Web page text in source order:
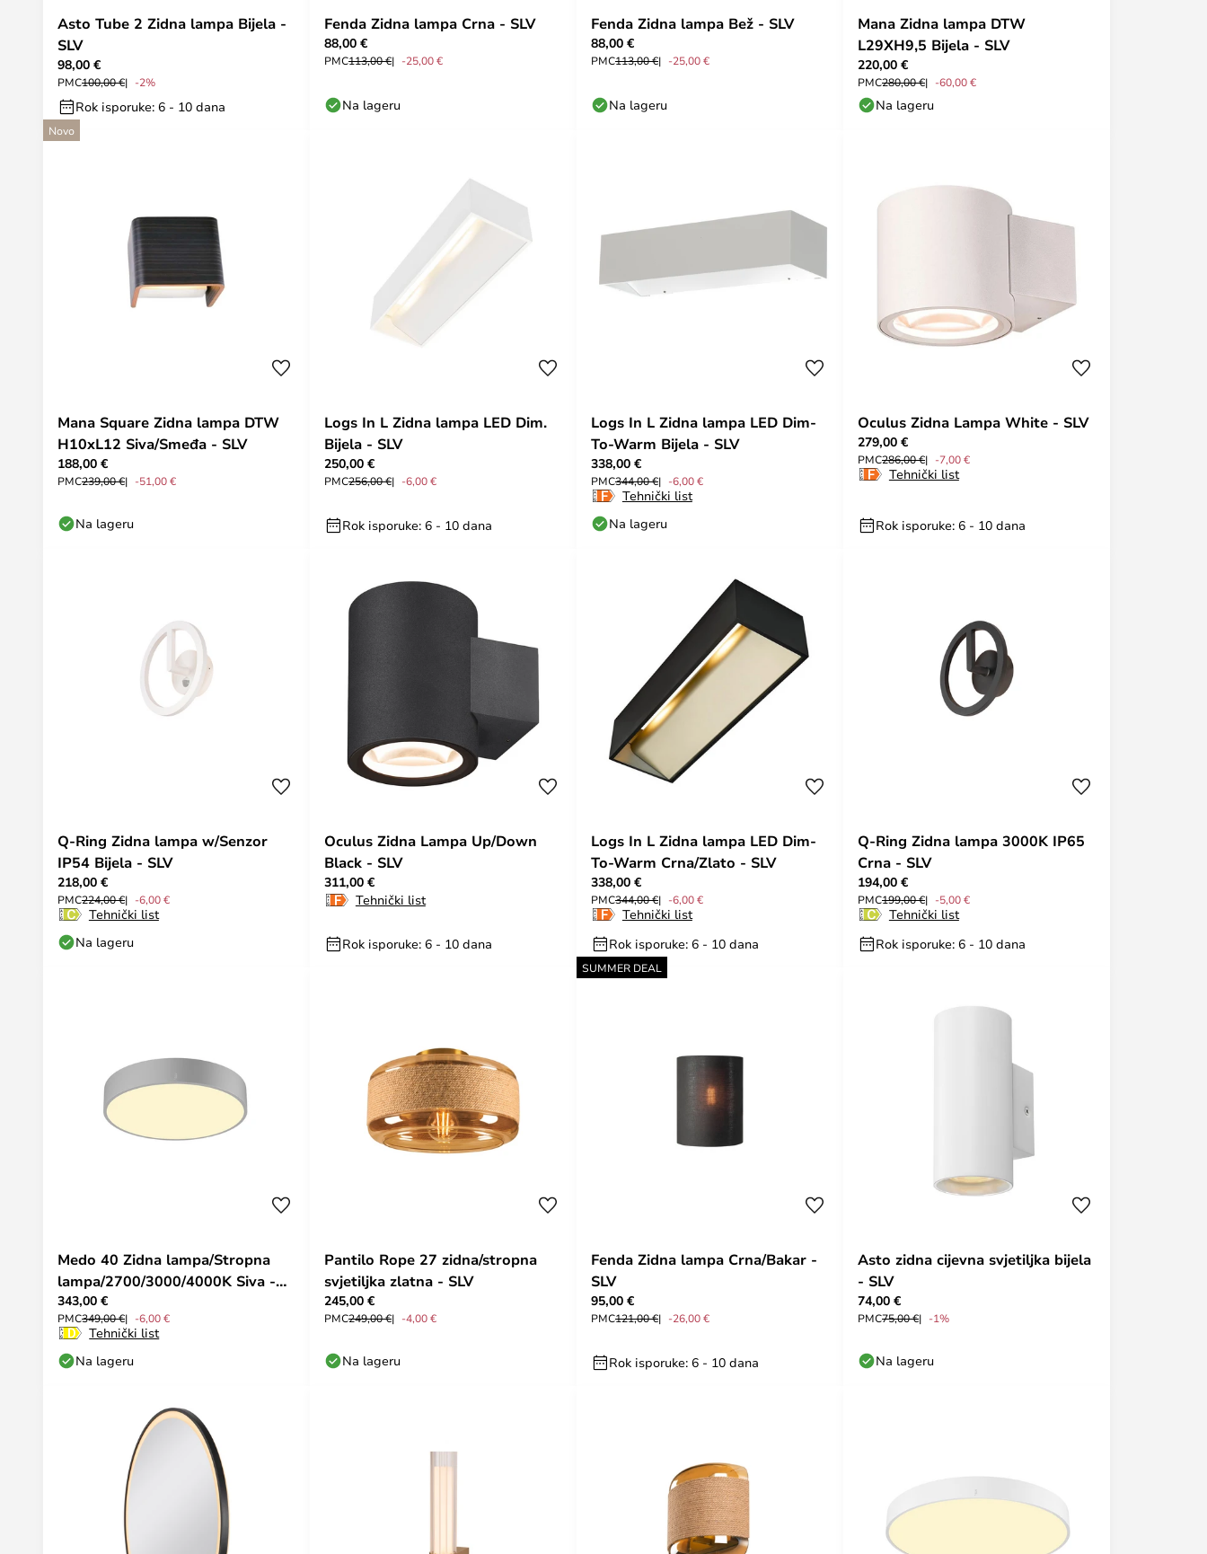
Asto Tube 2 Zidna lampa Bijela -
SLV
98,00 €
PMC100,00 € -2%
Rok isporuke: 6 - 10 dana
Fenda Zidna lampa Crna - SLV
88,00 €
PMC113,00 € -25,00 €
Na lageru
Fenda Zidna lampa Bež - SLV
88,00 €
PMC113,00 € -25,00 €
Na lageru
Mana Zidna lampa DTW
L29XH9,5 Bijela - SLV
220,00 €
PMC280,00 € -60,00 €
Na lageru
Novo
Mana Square Zidna lampa DTW
H10xL12 Siva/Smeđa - SLV
188,00 €
PMC239,00 € -51,00 €
Na lageru
Logs In L Zidna lampa LED Dim.
Bijela - SLV
250,00 €
PMC256,00 € -6,00 €
Rok isporuke: 6 - 10 dana
Logs In L Zidna lampa LED Dim-
To-Warm Bijela - SLV
338,00 €
PMC344,00 € -6,00 €
Tehnički list
Na lageru
Oculus Zidna Lampa White - SLV
279,00 €
PMC286,00 € -7,00 €
Tehnički list
Rok isporuke: 6 - 10 dana
Q-Ring Zidna lampa w/Senzor
IP54 Bijela - SLV
218,00 €
PMC224,00 € -6,00 €
Tehnički list
Na lageru
Oculus Zidna Lampa Up/Down
Black - SLV
311,00 €
Tehnički list
Rok isporuke: 6 - 10 dana
Logs In L Zidna lampa LED Dim-
To-Warm Crna/Zlato - SLV
338,00 €
PMC344,00 € -6,00 €
Tehnički list
Rok isporuke: 6 - 10 dana
Q-Ring Zidna lampa 3000K IP65
Crna - SLV
194,00 €
PMC199,00 € -5,00 €
Tehnički list
Rok isporuke: 6 - 10 dana
Medo 40 Zidna lampa/Stropna
lampa/2700/3000/4000K Siva -
SLV
343,00 €
PMC349,00 € -6,00 €
Tehnički list
Na lageru
Pantilo Rope 27 zidna/stropna
svjetiljka zlatna - SLV
245,00 €
PMC249,00 € -4,00 €
Na lageru
SUMMER DEAL
Fenda Zidna lampa Crna/Bakar -
SLV
95,00 €
PMC121,00 € -26,00 €
Rok isporuke: 6 - 10 dana
Asto zidna cijevna svjetiljka bijela
- SLV
74,00 €
PMC75,00 € -1%
Na lageru